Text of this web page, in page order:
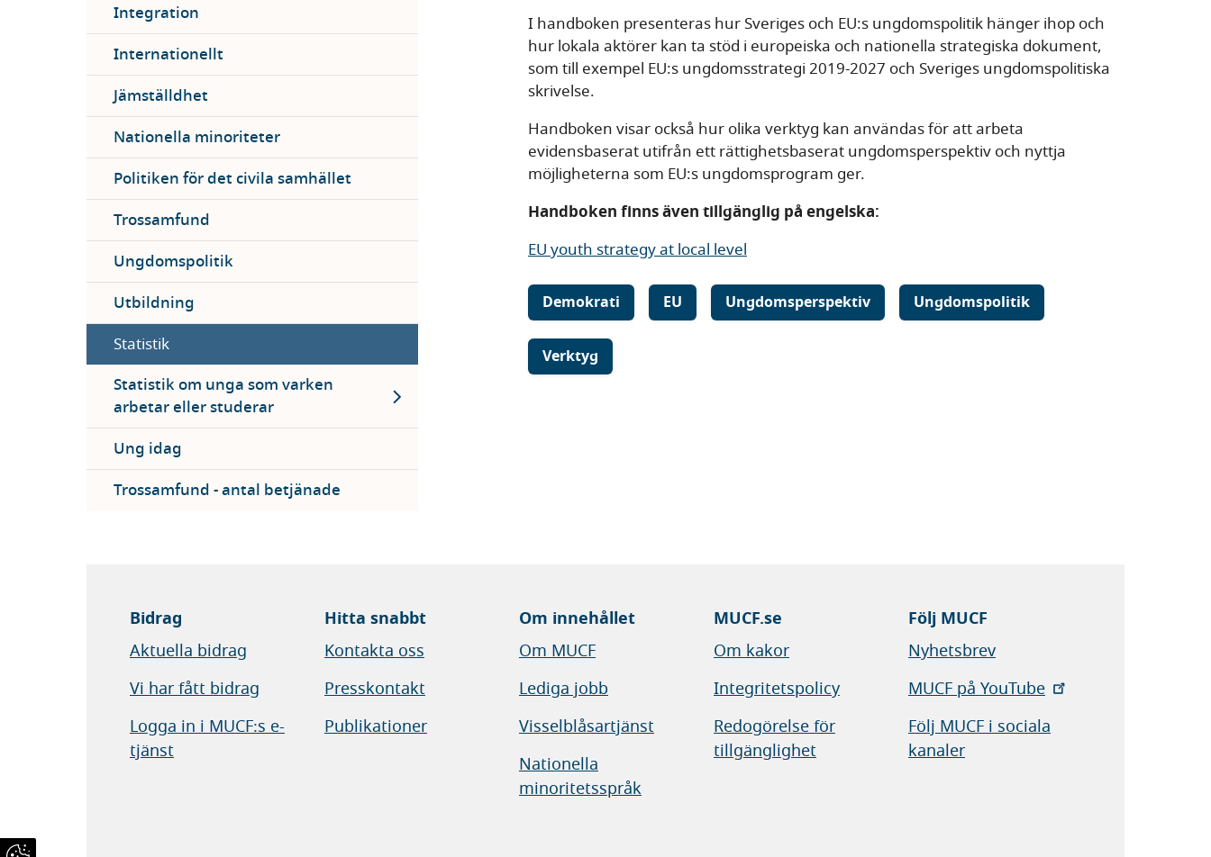
Integration
Internationellt
Jämställdhet
Nationella minoriteter
Politiken för det civila samhället
Trossamfund
Ungdomspolitik
Utbildning
Statistik
Statistik om unga som varken
arbetar eller studerar
Ung idag
Trossamfund - antal betjänade
I handboken presenteras hur Sveriges och EU:s ungdomspolitik hänger ihop och
hur lokala aktörer kan ta stöd i europeiska och nationella strategiska dokument,
som till exempel EU:s ungdomsstrategi 2019-2027 och Sveriges ungdomspolitiska
skrivelse.
Handboken visar också hur olika verktyg kan användas för att arbeta
evidensbaserat utifrån ett rättighetsbaserat ungdomsperspektiv och nyttja
möjligheterna som EU:s ungdomsprogram ger.
Handboken finns även tillgänglig på engelska:
EU youth strategy at local level
Demokrati EU Ungdomsperspektiv Ungdomspolitik
Verktyg
Bidrag
Aktuella bidrag
Vi har fått bidrag
Logga in i MUCF:s e-
tjänst
Hitta snabbt
Kontakta oss
Presskontakt
Publikationer
Om innehållet
Om MUCF
Lediga jobb
Visselblåsartjänst
Nationella
minoritetsspråk
MUCF.se
Om kakor
Integritetspolicy
Redogörelse för
tillgänglighet
Följ MUCF
Nyhetsbrev
MUCF på YouTube
Följ MUCF i sociala
kanaler